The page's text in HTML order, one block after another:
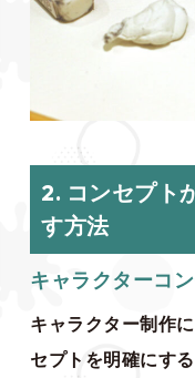
2. コンセプト
す方法
キャラクターコ
キャラクター制作
セプトを明確にす